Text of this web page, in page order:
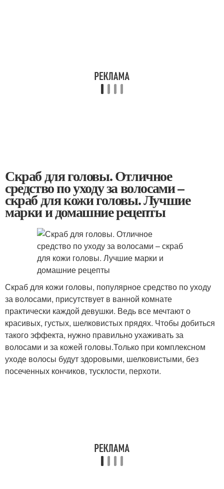
Скраб для головы. Отличное
средство по уходу за волосами –
скраб для кожи головы. Лучшие
марки и домашние рецепты
Скраб для кожи головы, популярное средство по уходу
за волосами, присутствует в ванной комнате
практически каждой девушки. Ведь все мечтают о
красивых, густых, шелковистых прядях. Чтобы добиться
такого эффекта, нужно правильно ухаживать за
волосами и за кожей головы.Только при комплексном
уходе волосы будут здоровыми, шелковистыми, без
посеченных кончиков, тусклости, перхоти.